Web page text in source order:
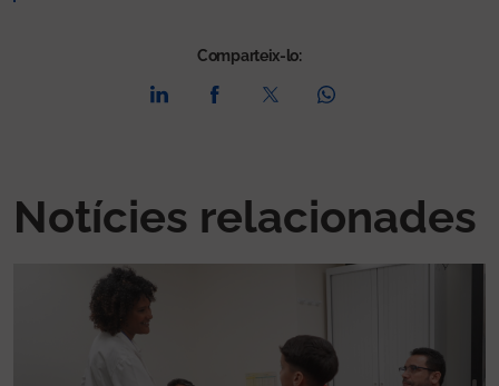
Comparteix-lo:
Notícies relacionades